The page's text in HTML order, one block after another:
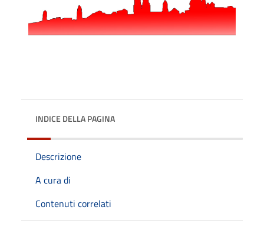
INDICE DELLA PAGINA
Descrizione
A cura di
Contenuti correlati